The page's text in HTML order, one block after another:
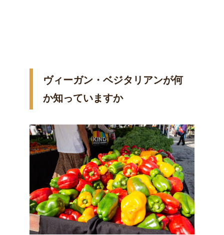
ヴィーガン・ベジタリアンが何
か知っていますか